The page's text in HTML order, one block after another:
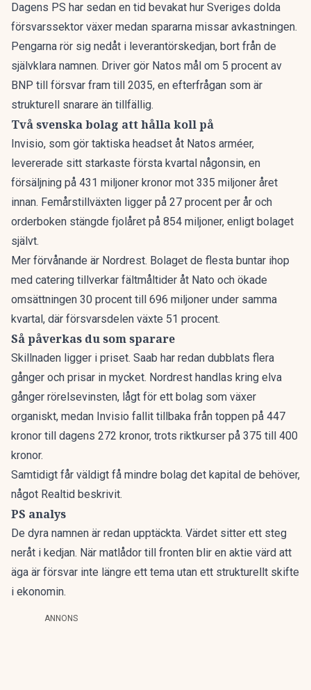
Dagens PS har sedan en tid bevakat hur Sveriges dolda
försvarssektor växer medan spararna missar avkastningen.
Pengarna rör sig nedåt i leverantörskedjan, bort från de
självklara namnen. Driver gör Natos mål om 5 procent av
BNP till försvar fram till 2035, en efterfrågan som är
strukturell snarare än tillfällig.
Två svenska bolag att hålla koll på
Invisio, som gör taktiska headset åt Natos arméer,
levererade sitt starkaste första kvartal någonsin, en
försäljning på 431 miljoner kronor mot 335 miljoner året
innan. Femårstillväxten ligger på 27 procent per år och
orderboken stängde fjolåret på 854 miljoner, enligt bolaget
självt.
Mer förvånande är Nordrest. Bolaget de flesta buntar ihop
med catering tillverkar fältmåltider åt Nato och ökade
omsättningen 30 procent till 696 miljoner under samma
kvartal, där försvarsdelen växte 51 procent.
Så påverkas du som sparare
Skillnaden ligger i priset. Saab har redan dubblats flera
gånger och prisar in mycket. Nordrest handlas kring elva
gånger rörelsevinsten, lågt för ett bolag som växer
organiskt, medan Invisio fallit tillbaka från toppen på 447
kronor till dagens 272 kronor, trots riktkurser på 375 till 400
kronor.
Samtidigt får väldigt få mindre bolag det kapital de behöver,
något Realtid beskrivit.
PS analys
De dyra namnen är redan upptäckta. Värdet sitter ett steg
neråt i kedjan. När matlådor till fronten blir en aktie värd att
äga är försvar inte längre ett tema utan ett strukturellt skifte
i ekonomin.
ANNONS